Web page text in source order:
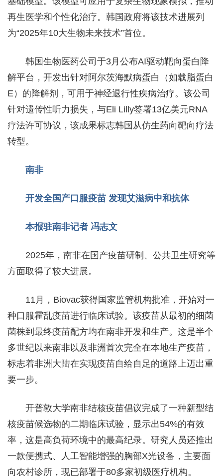
再生医学和个性化治疗。韩国政府将该技术进展列
为“2025年10大生物未来技术”首位。
韩国生物医药公司于3月公布AI驱动靶向蛋白降
解平台，开发出针对阿尔茨海默病蛋白（如载脂蛋白
E）的降解剂，可用于神经退行性疾病治疗。该公司
针对遗传性听力损失，与Eli Lilly签署13亿美元RNA
疗法许可协议，该成果标志韩国从仿生药向靶向疗法
转型。
南非
开发全国产口服疫苗 发现艾滋病中和抗体
本报驻南非记者 冯志文
2025年，南非在国产疫苗研制、公共卫生研究等
方面取得了较大进展。
11月，Biovac获得国家监管机构批准，开始对一
种口服霍乱疫苗进行临床试验。该疫苗从最初的细菌
菌株到最终疫苗配方均在南非开发和生产。这是半个
多世纪以来南非以及非洲首次完全在本地生产疫苗，
标志着非洲大陆在实现疫苗自给自足的道路上迈出重
要一步。
开普敦大学南非结核疫苗倡议完成了一种新型结
核疫苗候选物的二期临床试验，显示出54%的有效
率，这是高负荷环境中的最高纪录。研究人员还推出
一款便携式、人工智能增强的胸部X光设备，主要面
向农村诊所，现已部署于80多家初级医疗机构。